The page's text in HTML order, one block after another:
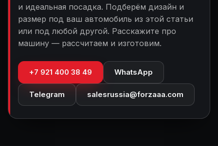
и идеальная посадка. Подберём дизайн и
размер под ваш автомобиль из этой статьи
или под любой другой. Расскажите про
машину — рассчитаем и изготовим.
+7 921 400 38 49 WhatsApp
Telegram salesrussia@forzaaa.com